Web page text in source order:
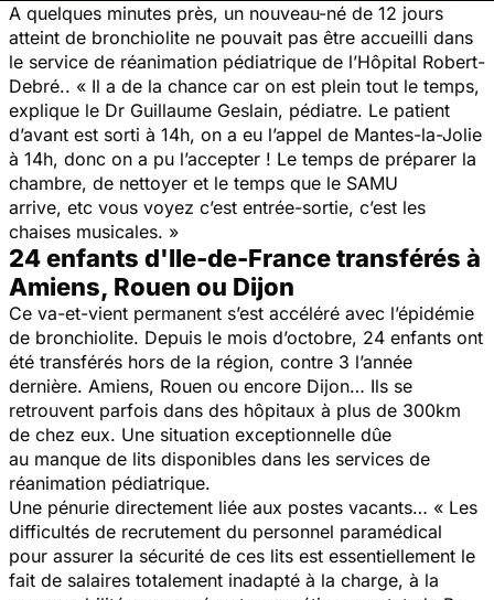
A quelques minutes près, un nouveau-né de 12 jours
atteint de bronchiolite ne pouvait pas être accueilli dans
le service de réanimation pédiatrique de l’Hôpital Robert-
Debré.. « Il a de la chance car on est plein tout le temps,
explique le Dr Guillaume Geslain, pédiatre. Le patient
d’avant est sorti à 14h, on a eu l’appel de Mantes-la-Jolie
à 14h, donc on a pu l’accepter ! Le temps de préparer la
chambre, de nettoyer et le temps que le SAMU
arrive, etc vous voyez c’est entrée-sortie, c’est les
chaises musicales. »
24 enfants d'Ile-de-France transférés à
Amiens, Rouen ou Dijon
Ce va-et-vient permanent s’est accéléré avec l’épidémie
de bronchiolite. Depuis le mois d’octobre, 24 enfants ont
été transférés hors de la région, contre 3 l’année
dernière. Amiens, Rouen ou encore Dijon… Ils se
retrouvent parfois dans des hôpitaux à plus de 300km
de chez eux. Une situation exceptionnelle dûe
au manque de lits disponibles dans les services de
réanimation pédiatrique.
Une pénurie directement liée aux postes vacants… « Les
difficultés de recrutement du personnel paramédical
pour assurer la sécurité de ces lits est essentiellement le
fait de salaires totalement inadapté à la charge, à la